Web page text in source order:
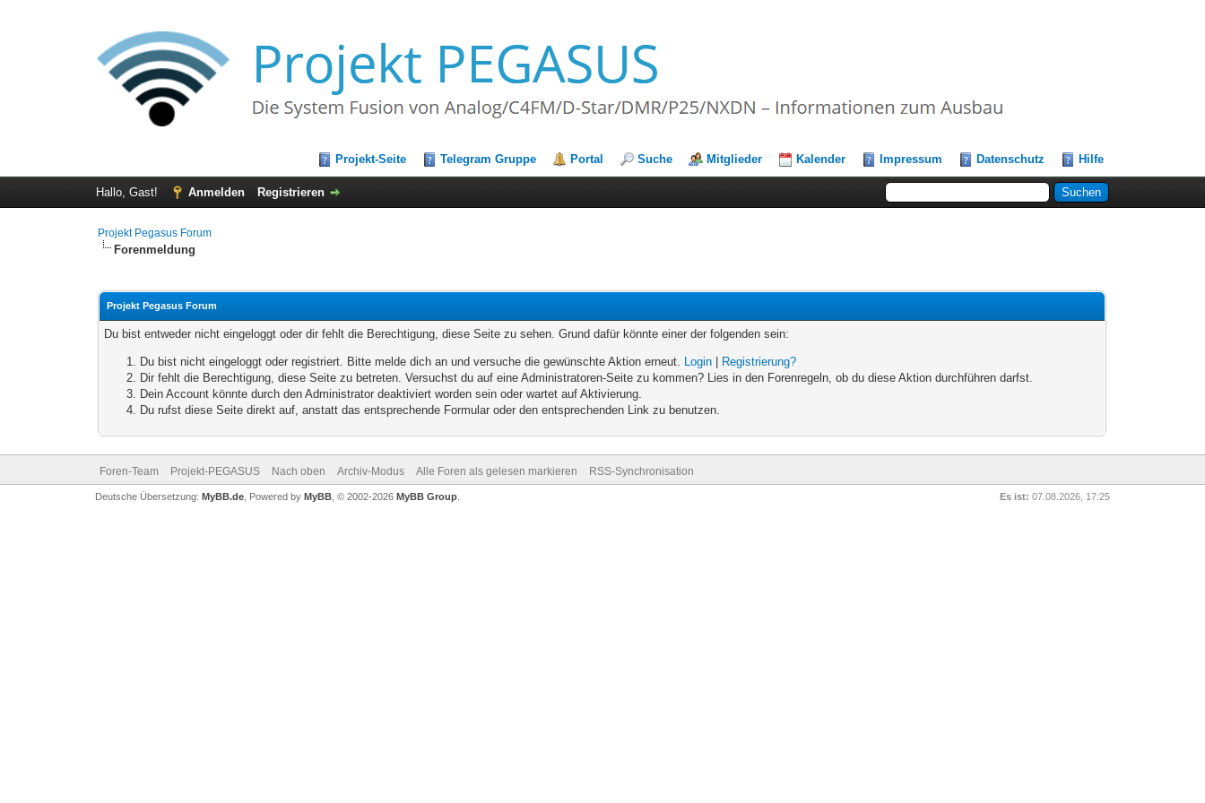
Projekt-Seite Telegram Gruppe Portal Suche Mitglieder Kalender Impressum Datenschutz Hilfe
Hallo, Gast! Anmelden Registrieren
Projekt Pegasus Forum
Forenmeldung
Projekt Pegasus Forum
Du bist entweder nicht eingeloggt oder dir fehlt die Berechtigung, diese Seite zu sehen. Grund dafür könnte einer der folgenden sein:
Du bist nicht eingeloggt oder registriert. Bitte melde dich an und versuche die gewünschte Aktion erneut. Login
Registrierung?
Dir fehlt die Berechtigung, diese Seite zu betreten. Versuchst du auf eine Administratoren-Seite zu kommen? Lies in den Forenregeln, ob du diese Aktion durchführen darfst.
Dein Account könnte durch den Administrator deaktiviert worden sein oder wartet auf Aktivierung.
Du rufst diese Seite direkt auf, anstatt das entsprechende Formular oder den entsprechenden Link zu benutzen.
Foren-Team Projekt-PEGASUS Nach oben Archiv-Modus Alle Foren als gelesen markieren RSS-Synchronisation
Es ist: 07.08.2026, 17:25
Deutsche Übersetzung: MyBB.de, Powered by MyBB, © 2002-2026 MyBB Group.